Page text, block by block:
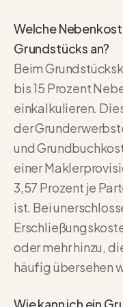
Welche
Grundstücks an?
Beim
bis 15 Prozent
einkalkulieren.
der
und
einer
3,57 Prozent je
ist. Bei
oder mehr hinzu,
häufig übersehen